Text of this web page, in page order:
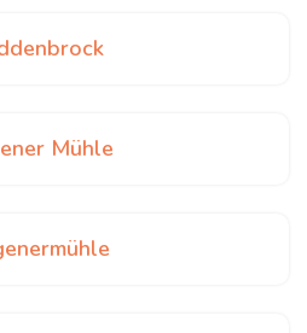
Mühle